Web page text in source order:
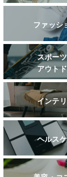
ファッシ
スポー
アウト
インテ
ヘルス